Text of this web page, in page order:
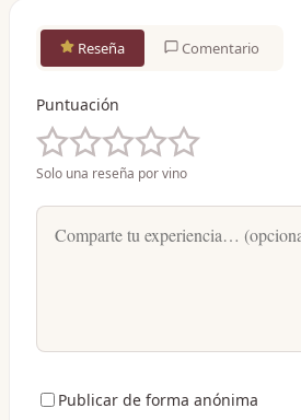
Reseña Comentario
Puntuación
Solo una reseña por vino
Publicar de forma anónima